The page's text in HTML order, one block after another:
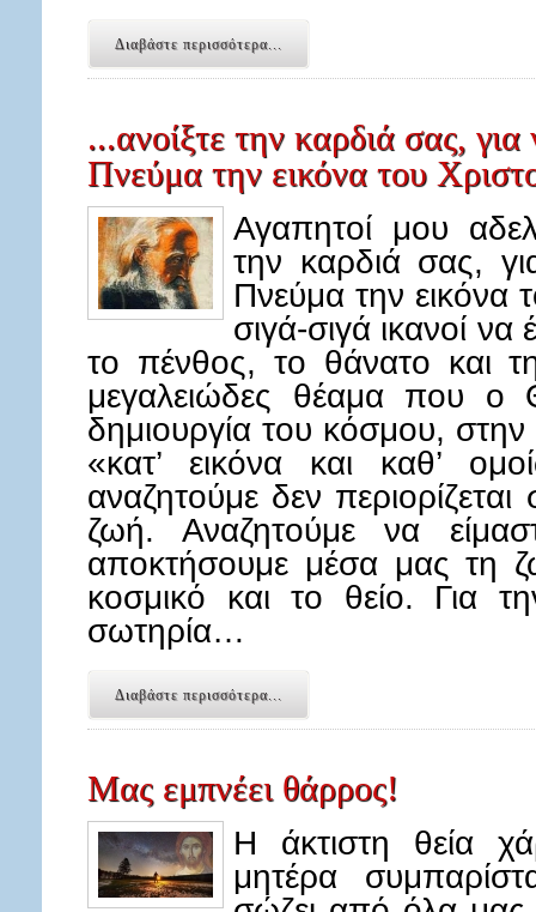
Διαβάστε περισσότερα...
...ανοίξτε την καρδιά σας, για
Πνεύμα την εικόνα του
Αγαπητοί μου
την καρδιά σας,
Πνεύμα την εικόνα
σιγά-σιγά ικανοί
το πένθος, το θάνατο και
μεγαλειώδες θέαμα που
δημιουργία του κόσμου,
«κατ’ εικόνα και καθ’
αναζητούμε δεν
ζωή. Αναζητούμε να
αποκτήσουμε μέσα μας τη
κοσμικό και το θείο. Για
σωτηρία…
Διαβάστε περισσότερα...
Μας εμπνέει θάρρος!
Η άκτιστη θεία
μητέρα